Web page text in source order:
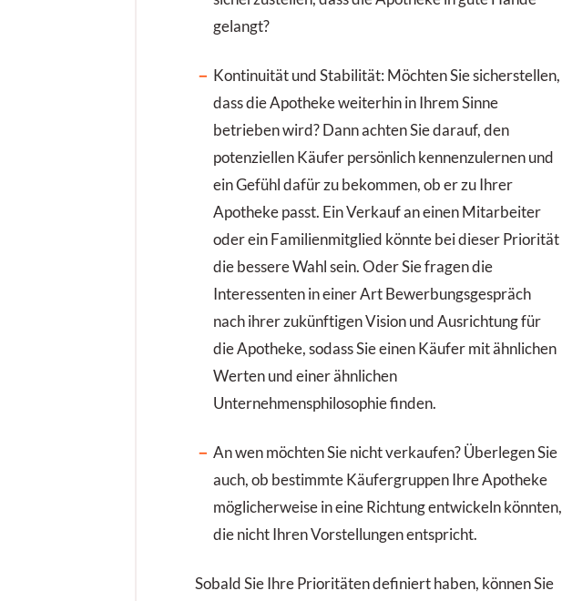
gelangt?
Kontinuität und Stabilität: Möchten Sie sicherstellen,
dass die Apotheke weiterhin in Ihrem Sinne
betrieben wird? Dann achten Sie darauf, den
potenziellen Käufer persönlich kennenzulernen und
ein Gefühl dafür zu bekommen, ob er zu Ihrer
Apotheke passt. Ein Verkauf an einen Mitarbeiter
oder ein Familienmitglied könnte bei dieser Priorität
die bessere Wahl sein. Oder Sie fragen die
Interessenten in einer Art Bewerbungsgespräch
nach ihrer zukünftigen Vision und Ausrichtung für
die Apotheke, sodass Sie einen Käufer mit ähnlichen
Werten und einer ähnlichen
Unternehmensphilosophie finden.
An wen möchten Sie nicht verkaufen? Überlegen Sie
auch, ob bestimmte Käufergruppen Ihre Apotheke
möglicherweise in eine Richtung entwickeln könnten,
die nicht Ihren Vorstellungen entspricht.
Sobald Sie Ihre Prioritäten definiert haben, können Sie